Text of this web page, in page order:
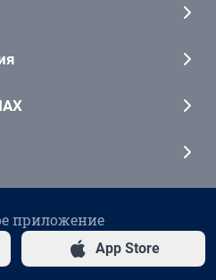
приложение
App Store